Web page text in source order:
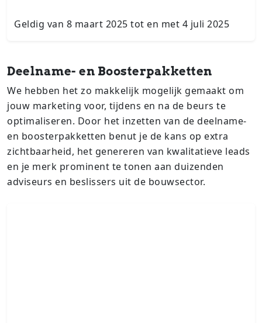
Geldig van 8 maart 2025 tot en met 4 juli 2025
Deelname- en Boosterpakketten
We hebben het zo makkelijk mogelijk gemaakt om
jouw marketing voor, tijdens en na de beurs te
optimaliseren. Door het inzetten van de deelname-
en boosterpakketten benut je de kans op extra
zichtbaarheid, het genereren van kwalitatieve leads
en je merk prominent te tonen aan duizenden
adviseurs en beslissers uit de bouwsector.